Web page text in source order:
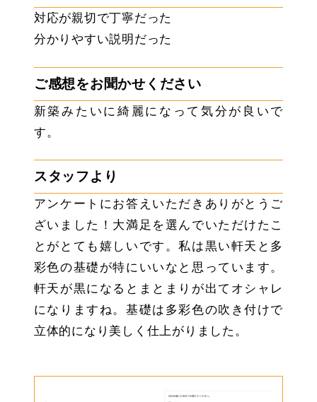
対応が親切で丁寧だった
分かりやすい説明だった
ご感想をお聞かせください
新築みたいに綺麗になって気分が良いで
す。
スタッフより
アンケートにお答えいただきありがとうご
ざいました！大満足を選んでいただけたこ
とがとても嬉しいです。私は黒い軒天と多
彩色の基礎が特にいいなと思っています。
軒天が黒になるとまとまりが出てオシャレ
になりますね。基礎は多彩色の吹き付けで
立体的になり美しく仕上がりました。